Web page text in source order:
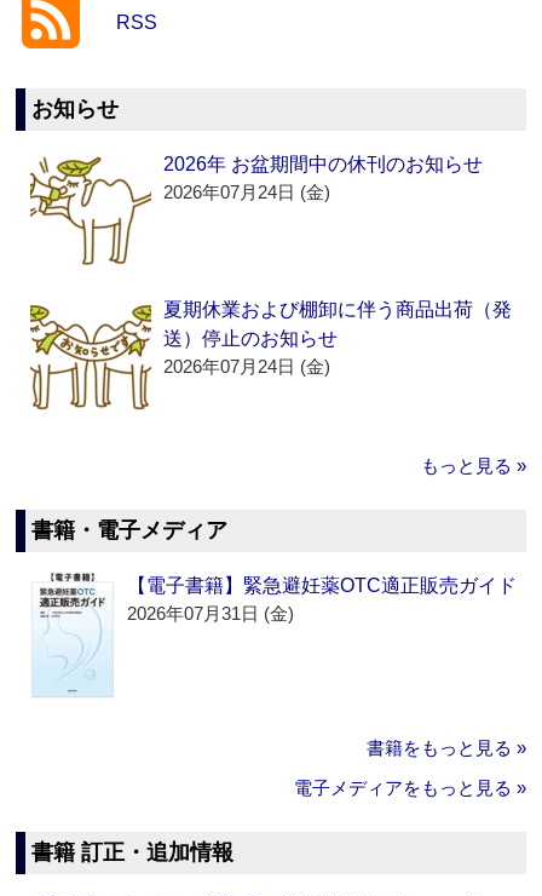
RSS
お知らせ
2026年 お盆期間中の休刊のお知らせ
2026年07月24日 (金)
夏期休業および棚卸に伴う商品出荷（発
送）停止のお知らせ
2026年07月24日 (金)
もっと見る »
書籍・電子メディア
【電子書籍】緊急避妊薬OTC適正販売ガイド
2026年07月31日 (金)
書籍をもっと見る »
電子メディアをもっと見る »
書籍 訂正・追加情報